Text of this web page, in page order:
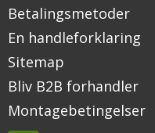
Betalingsmetoder
En handleforklaring
Sitemap
Bliv B2B forhandler
Montagebetingelser